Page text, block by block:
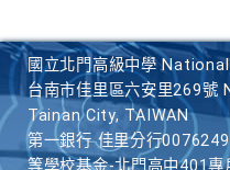
國立北門高級中學
台南市佳里區六安里269
Tainan City, TAIWAN
第一銀行 佳里分行
等學校基金-北門高中401